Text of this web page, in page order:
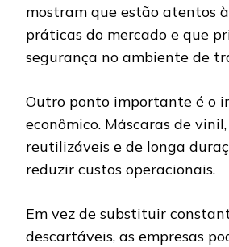
mostram que estão atentos
práticas do mercado e que
segurança no ambiente de
Outro ponto importante é o
econômico. Máscaras de
reutilizáveis e de longa
reduzir custos operacionais.
Em vez de substituir
descartáveis, as empresas